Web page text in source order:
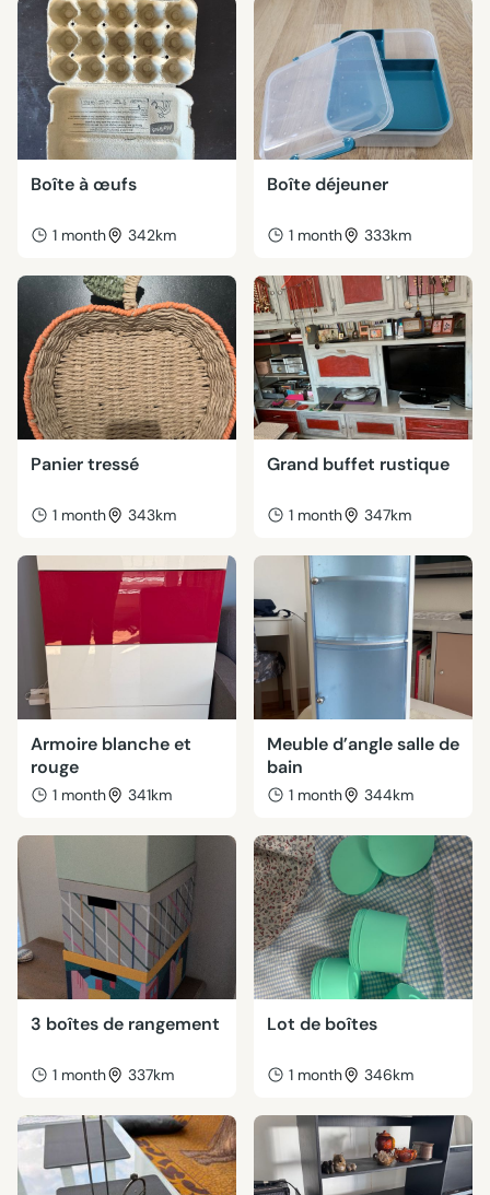
Boîte à œufs
1 month 342km
Boîte déjeuner
1 month 333km
Panier tressé
1 month 343km
Grand buffet rustique
1 month 347km
Armoire blanche et
rouge
1 month 341km
Meuble d’angle salle de
bain
1 month 344km
3 boîtes de rangement
1 month 337km
Lot de boîtes
1 month 346km